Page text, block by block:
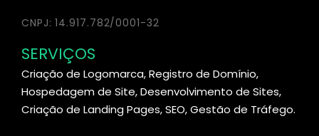
CNPJ: 14.917.782/0001-32
SERVIÇOS
Criação de Logomarca, Registro de Domínio,
Hospedagem de Site, Desenvolvimento de Sites,
Criação de Landing Pages, SEO, Gestão de Tráfego.